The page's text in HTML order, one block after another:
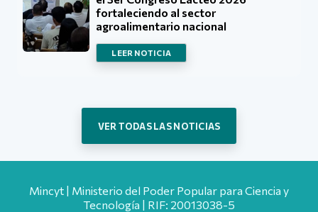
fortaleciendo al sector
agroalimentario nacional
LEER NOTICIA
VER TODAS LAS NOTICIAS
Mincyt | Ministerio del Poder Popular para Ciencia y
Tecnología | RIF: 20013038-5